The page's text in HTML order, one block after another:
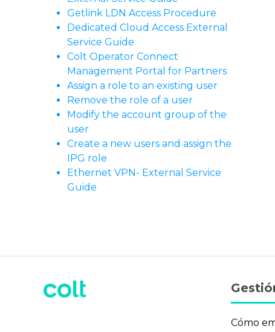
Getlink LDN Access Procedure
Dedicated Cloud Access External
Service Guide
Colt Operator Connect
Management Portal for Partners
Assign a role to an existing user
Remove the role of a user
Modify the account group of the
user
Create a new users and assign the
IPG role
Ethernet VPN- External Service
Guide
Cómo